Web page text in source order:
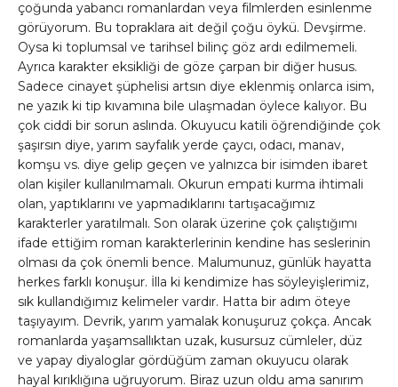
çoğunda yabancı romanlardan veya filmlerden esinlenme
görüyorum. Bu topraklara ait değil çoğu öykü. Devşirme.
Oysa ki toplumsal ve tarihsel bilinç göz ardı edilmemeli.
Ayrıca karakter eksikliği de göze çarpan bir diğer husus.
Sadece cinayet şüphelisi artsın diye eklenmiş onlarca isim,
ne yazık ki tip kıvamına bile ulaşmadan öylece kalıyor. Bu
çok ciddi bir sorun aslında. Okuyucu katili öğrendiğinde çok
şaşırsın diye, yarım sayfalık yerde çaycı, odacı, manav,
komşu vs. diye gelip geçen ve yalnızca bir isimden ibaret
olan kişiler kullanılmamalı. Okurun empati kurma ihtimali
olan, yaptıklarını ve yapmadıklarını tartışacağımız
karakterler yaratılmalı. Son olarak üzerine çok çalıştığımı
ifade ettiğim roman karakterlerinin kendine has seslerinin
olması da çok önemli bence. Malumunuz, günlük hayatta
herkes farklı konuşur. İlla ki kendimize has söyleyişlerimiz,
sık kullandığımız kelimeler vardır. Hatta bir adım öteye
taşıyayım. Devrik, yarım yamalak konuşuruz çokça. Ancak
romanlarda yaşamsallıktan uzak, kusursuz cümleler, düz
ve yapay diyaloglar gördüğüm zaman okuyucu olarak
hayal kırıklığına uğruyorum. Biraz uzun oldu ama sanırım